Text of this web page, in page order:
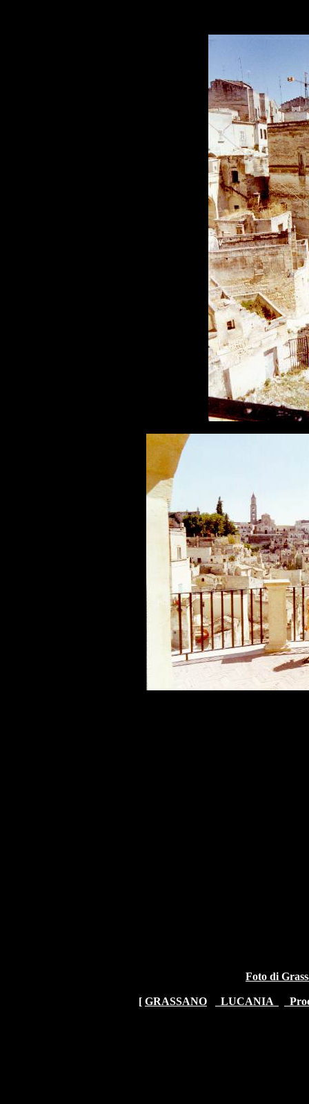
Foto di
[ GRASSANO LUCANIA